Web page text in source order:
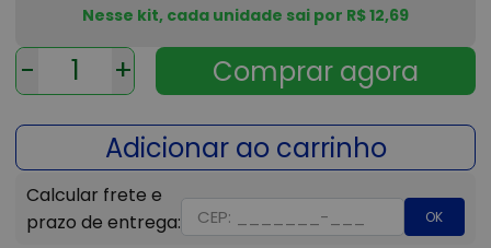
- +
OK
Nesse kit, cada unidade sai por R$ 12,69